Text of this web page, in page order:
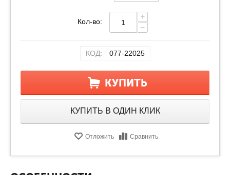
Кол-во:
+
−
КОД: 077-22025
КУПИТЬ
КУПИТЬ В ОДИН КЛИК
Отложить Сравнить